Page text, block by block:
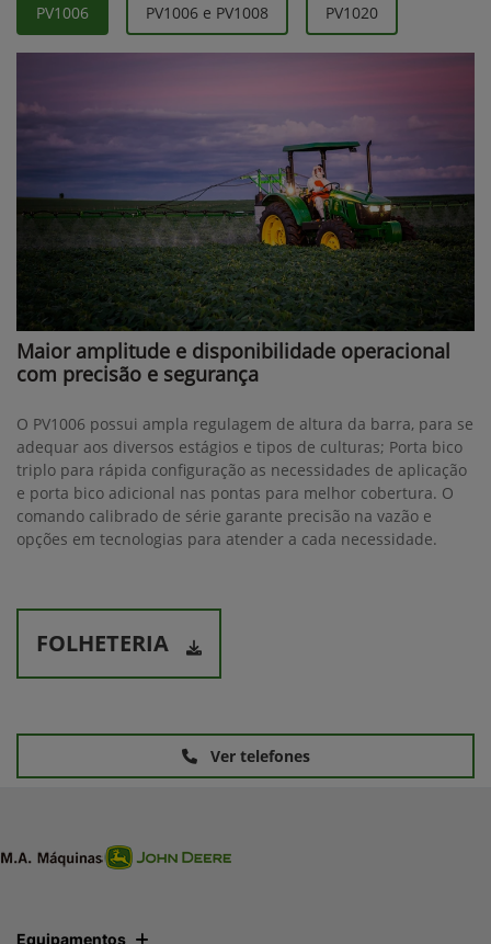
PV1006 PV1006 e PV1008 PV1020
Maior amplitude e disponibilidade operacional
com precisão e segurança
O PV1006 possui ampla regulagem de altura da barra, para se
adequar aos diversos estágios e tipos de culturas; Porta bico
triplo para rápida configuração as necessidades de aplicação
e porta bico adicional nas pontas para melhor cobertura. O
comando calibrado de série garante precisão na vazão e
opções em tecnologias para atender a cada necessidade.
FOLHETERIA
Ver telefones
Equipamentos